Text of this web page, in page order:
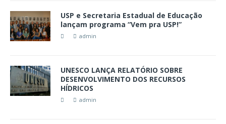
USP e Secretaria Estadual de Educação
lançam programa “Vem pra USP!”
admin
UNESCO LANÇA RELATÓRIO SOBRE
DESENVOLVIMENTO DOS RECURSOS
HÍDRICOS
admin